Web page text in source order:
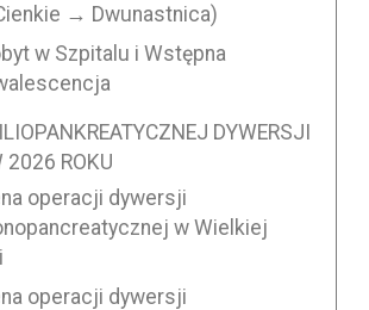
→ Dwunastnica)
w Szpitalu i Wstępna
DYWERSJI
2026 ROKU
operacji dywersji
w Wielkiej
operacji dywersji